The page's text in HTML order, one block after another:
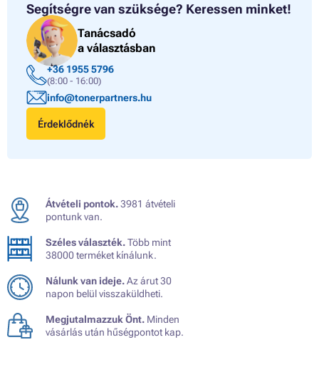
Segítségre van szüksége? Keressen minket!
Tanácsadó
a választásban
+36 1955 5796
(8:00 - 16:00)
info@tonerpartners.hu
Érdeklődnék
Átvételi pontok.3981 átvételi
pontunk van.
Széles választék.Több mint
38000 terméket kínálunk.
Nálunk van ideje.Az árut 30
napon belül visszaküldheti.
Megjutalmazzuk Önt. Minden
vásárlás után hűségpontot kap.